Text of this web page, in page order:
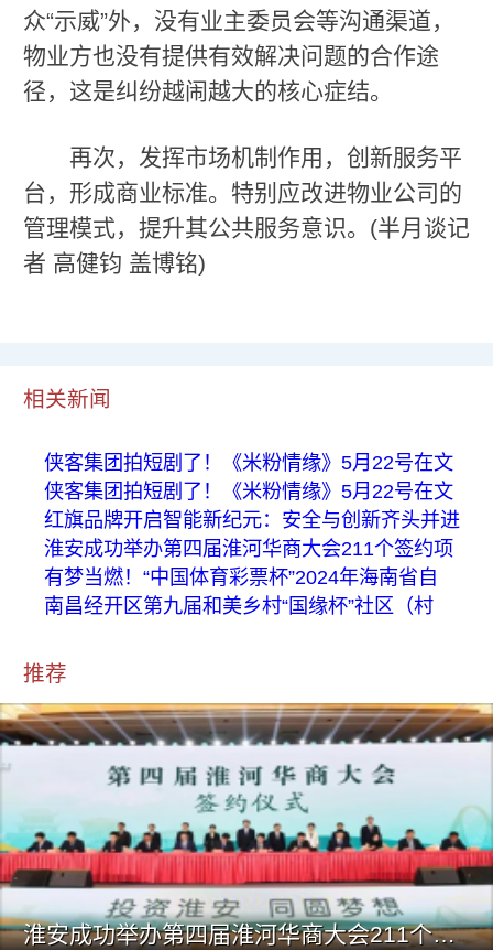
众“示威”外，没有业主委员会等沟通渠道，
物业方也没有提供有效解决问题的合作途
径，这是纠纷越闹越大的核心症结。
再次，发挥市场机制作用，创新服务平
台，形成商业标准。特别应改进物业公司的
管理模式，提升其公共服务意识。(半月谈记
者 高健钧 盖博铭)
相关新闻
侠客集团拍短剧了！《米粉情缘》5月22号在文
侠客集团拍短剧了！《米粉情缘》5月22号在文
红旗品牌开启智能新纪元：安全与创新齐头并进
淮安成功举办第四届淮河华商大会211个签约项
有梦当燃！“中国体育彩票杯”2024年海南省自
南昌经开区第九届和美乡村“国缘杯”社区（村
推荐
淮安成功举办第四届淮河华商大会211个签约项目 总投资1486.